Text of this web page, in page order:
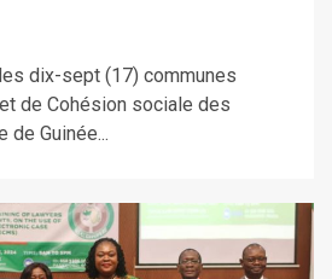
dix-sept (17) communes
de Cohésion sociale des
de Guinée...